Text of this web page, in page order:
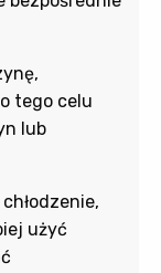
tego celu
lub
użyć